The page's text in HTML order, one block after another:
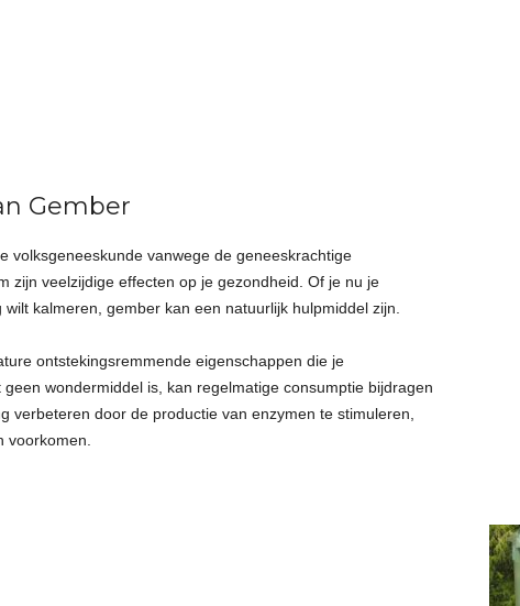
Gember
volksgeneeskunde vanwege de geneeskrachtige
zijn veelzijdige effecten op je gezondheid. Of je nu je
kalmeren, gember kan een natuurlijk hulpmiddel zijn.
ontstekingsremmende eigenschappen die je
wondermiddel is, kan regelmatige consumptie bijdragen
verbeteren door de productie van enzymen te stimuleren,